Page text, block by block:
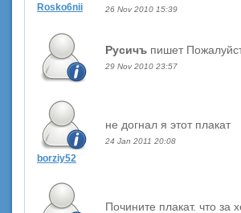
Rosko6nii 26 Nov 2010 15:39
Русичъ пишет
29 Nov 2010 23:57
borziy52
не догнал я этот плакат
24 Jan 2011 20:08
Почините плакат. что за